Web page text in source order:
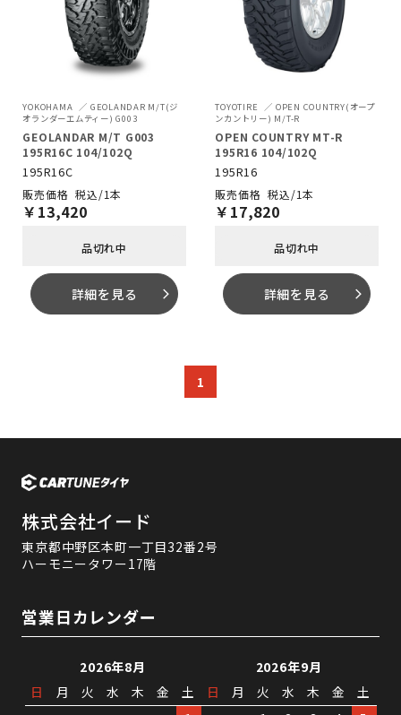
YOKOHAMA
GEOLANDAR M/T(ジ
オランダーエムティー) G003
GEOLANDAR M/T G003
195R16C 104/102Q
195R16C
税込/1本
￥ 13,420
品切れ中
詳細を見る arrow_forward_ios
TOYOTIRE
OPEN COUNTRY(オープ
ンカントリー) M/T-R
OPEN COUNTRY MT-R
195R16 104/102Q
195R16
税込/1本
￥ 17,820
品切れ中
詳細を見る arrow_forward_ios
1
株式会社イード
東京都中野区本町一丁目32番2号
ハーモニータワー17階
営業日カレンダー
2026年8月
日
月 火 水 木 金
土
2026年9月
日
月 火 水 木 金
土